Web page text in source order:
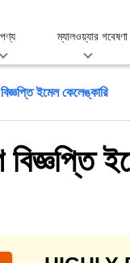
পণ্য ম্যালওয়্যার গবেষণা
ইমেল কেলেঙ্কারি
বিজ্ঞপ্তি